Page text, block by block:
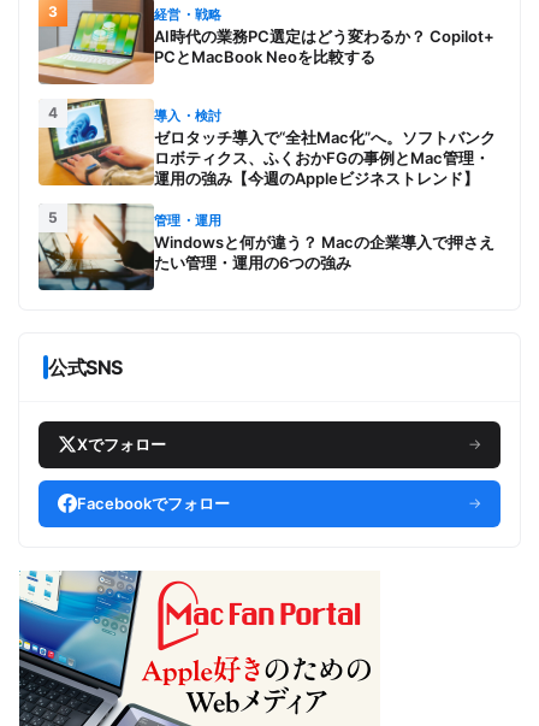
3 経営・戦略
AI時代の業務PC選定はどう変わるか？ Copilot+
PCとMacBook Neoを比較する
4 導入・検討
ゼロタッチ導入で“全社Mac化”へ。ソフトバンク
ロボティクス、ふくおかFGの事例とMac管理・
運用の強み【今週のAppleビジネストレンド】
5 管理・運用
Windowsと何が違う？ Macの企業導入で押さえ
たい管理・運用の6つの強み
公式SNS
Xでフォロー →
Facebookでフォロー →